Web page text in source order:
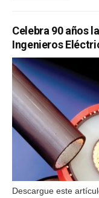
Celebra 90 años
Ingenieros
Descargue este